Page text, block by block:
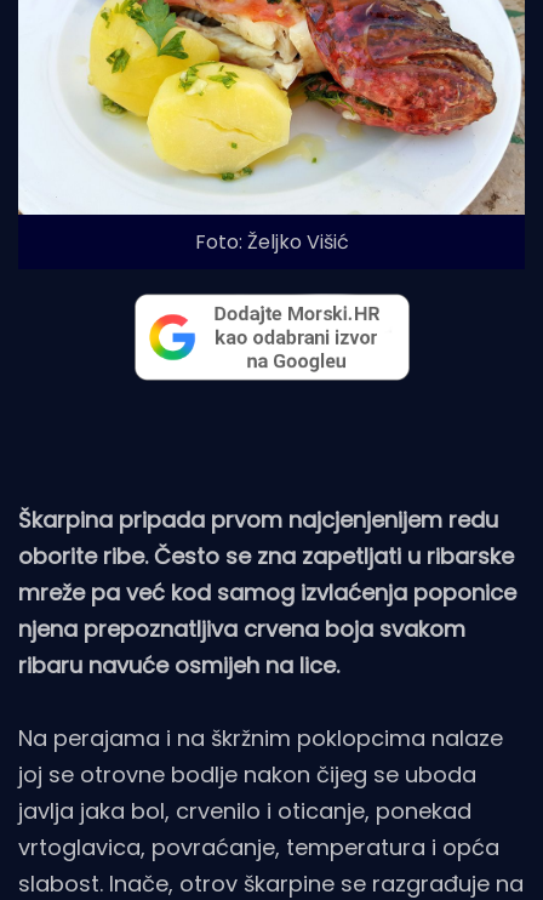
Foto: Željko Višić
Škarpina pripada prvom najcjenjenijem redu
oborite ribe. Često se zna zapetljati u ribarske
mreže pa već kod samog izvlaćenja poponice
njena prepoznatljiva crvena boja svakom
ribaru navuće osmijeh na lice.
Na perajama i na škržnim poklopcima nalaze
joj se otrovne bodlje nakon čijeg se uboda
javlja jaka bol, crvenilo i oticanje, ponekad
vrtoglavica, povraćanje, temperatura i opća
slabost. Inače, otrov škarpine se razgrađuje na